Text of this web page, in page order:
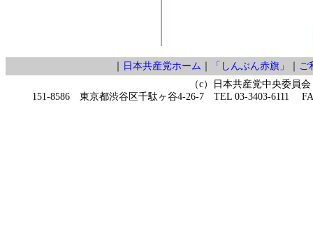
日本共産党ホーム 「しんぶん赤旗」
ご
（c）日本共産党中央委員会
151-8586 東京都渋谷区千駄ヶ谷4-26-7 TEL 03-3403-6111